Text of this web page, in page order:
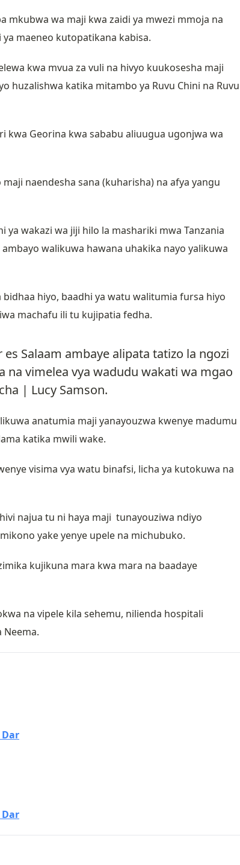
mkubwa wa maji kwa zaidi ya mwezi mmoja na
maeneo kutopatikana kabisa.
kwa mvua za vuli na hivyo kuukosesha maji
huzalishwa katika mitambo ya Ruvu Chini na Ruvu
kwa Georina kwa sababu aliuugua ugonjwa wa
naendesha sana (kuharisha) na afya yangu
wakazi wa jiji hilo la mashariki mwa Tanzania
walikuwa hawana uhakika nayo yalikuwa
hiyo, baadhi ya watu walitumia fursa hiyo
machafu ili tu kujipatia fedha.
Salaam ambaye alipata tatizo la ngozi
na vimelea vya wadudu wakati wa mgao
| Lucy Samson.
anatumia maji yanayouzwa kwenye madumu
katika mwili wake.
visima vya watu binafsi, licha ya kutokuwa na
najua tu ni haya maji tunayouziwa ndiyo
yake yenye upele na michubuko.
kujikuna mara kwa mara na baadaye
na vipele kila sehemu, nilienda hospitali
Neema.